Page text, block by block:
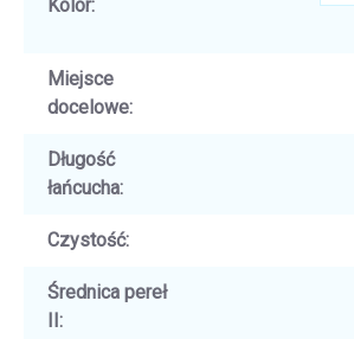
Kolor:
Miejsce
docelowe:
Długość
łańcucha:
Czystość:
Średnica pereł
II: